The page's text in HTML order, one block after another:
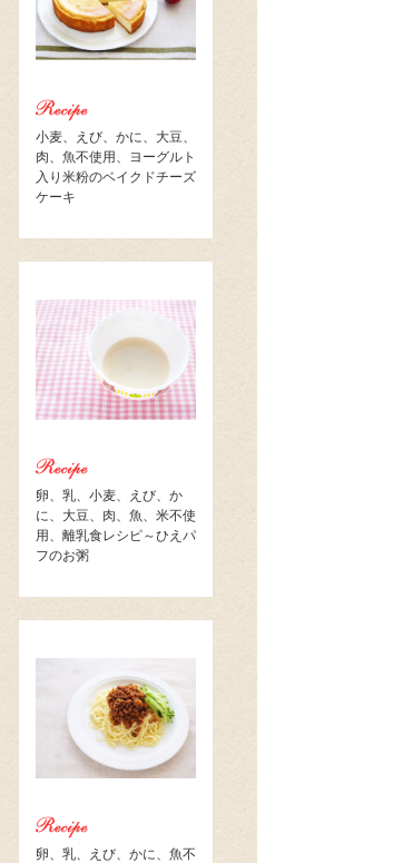
小麦、えび、かに、大豆、
肉、魚不使用、ヨーグルト
入り米粉のベイクドチーズ
ケーキ
卵、乳、小麦、えび、か
に、大豆、肉、魚、米不使
用、離乳食レシピ～ひえパ
フのお粥
卵、乳、えび、かに、魚不